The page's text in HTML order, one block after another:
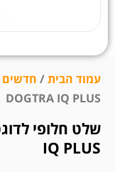
עמוד הבית/ חדשים
DOGTRA IQ PLUS
IQ PLUS